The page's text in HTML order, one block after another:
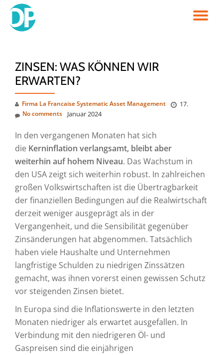
Skip
ZINSEN: WAS KÖNNEN WIR
ERWARTEN?
Firma La Francaise Systematic Asset Management
17.
Januar 2024
No comments
In den vergangenen Monaten hat sich
die Kerninflation verlangsamt, bleibt aber
weiterhin auf hohem Niveau. Das Wachstum in
den USA zeigt sich weiterhin robust. In zahlreichen
großen Volkswirtschaften ist die Übertragbarkeit
der finanziellen Bedingungen auf die Realwirtschaft
derzeit weniger ausgeprägt als in der
Vergangenheit, und die Sensibilität gegenüber
Zinsänderungen hat abgenommen. Tatsächlich
haben viele Haushalte und Unternehmen
langfristige Schulden zu niedrigen Zinssätzen
gemacht, was ihnen vorerst einen gewissen Schutz
vor steigenden Zinsen bietet.
In Europa sind die Inflationswerte in den letzten
Monaten niedriger als erwartet ausgefallen. In
Verbindung mit den niedrigeren Öl- und
Gaspreisen sind die einjährigen